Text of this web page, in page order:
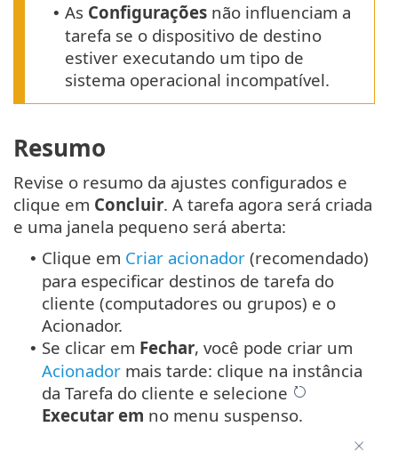
• As Configurações não influenciam a
tarefa se o dispositivo de destino
estiver executando um tipo de
sistema operacional incompatível.
Resumo
Revise o resumo da ajustes configurados e
clique em Concluir. A tarefa agora será criada
e uma janela pequeno será aberta:
• Clique em Criar acionador (recomendado)
para especificar destinos de tarefa do
cliente (computadores ou grupos) e o
Acionador.
• Se clicar em Fechar, você pode criar um
Acionador mais tarde: clique na instância
da Tarefa do cliente e selecione
Executar em no menu suspenso.